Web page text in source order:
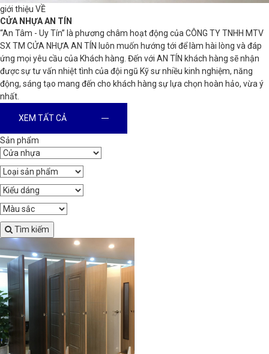
giới thiệu VỀ
CỬA NHỰA AN TÍN
“An Tâm - Uy Tín” là phương châm hoạt động của CÔNG TY TNHH MTV
SX TM CỬA NHỰA AN TÍN luôn muốn hướng tới để làm hài lòng và đáp
ứng mọi yêu cầu của Khách hàng. Đến với AN TÍN khách hàng sẽ nhận
được sự tư vấn nhiệt tình của đội ngũ Kỹ sư nhiều kinh nghiệm, năng
động, sáng tạo mang đến cho khách hàng sự lựa chọn hoàn hảo, vừa ý
nhất.
XEM TẤT CẢ
Sản phẩm
Tìm kiếm